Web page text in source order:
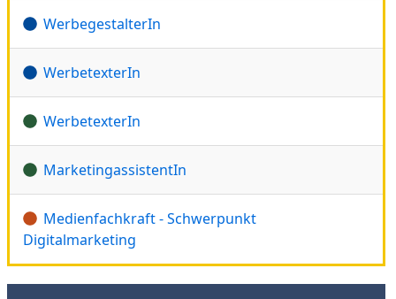
WerbegestalterIn
WerbetexterIn
WerbetexterIn
MarketingassistentIn
Medienfachkraft - Schwerpunkt
Digitalmarketing